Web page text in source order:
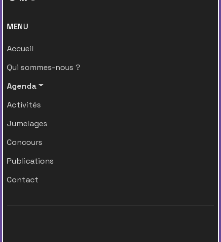
MENU
Accueil
Qui sommes-nous ?
Agenda
Activités
Jumelages
Concours
Publications
Contact